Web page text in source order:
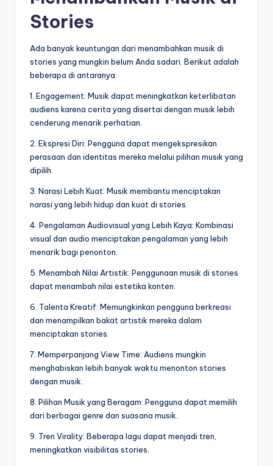
Stories
Ada banyak keuntungan dari menambahkan musik di
stories yang mungkin belum Anda sadari. Berikut adalah
beberapa di antaranya:
1. Engagement: Musik dapat meningkatkan keterlibatan
audiens karena cerita yang disertai dengan musik lebih
cenderung menarik perhatian.
2. Ekspresi Diri: Pengguna dapat mengekspresikan
perasaan dan identitas mereka melalui pilihan musik yang
dipilih.
3. Narasi Lebih Kuat: Musik membantu menciptakan
narasi yang lebih hidup dan kuat di stories.
4. Pengalaman Audiovisual yang Lebih Kaya: Kombinasi
visual dan audio menciptakan pengalaman yang lebih
menarik bagi penonton.
5. Menambah Nilai Artistik: Penggunaan musik di stories
dapat menambah nilai estetika konten.
6. Talenta Kreatif: Memungkinkan pengguna berkreasi
dan menampilkan bakat artistik mereka dalam
menciptakan stories.
7. Memperpanjang View Time: Audiens mungkin
menghabiskan lebih banyak waktu menonton stories
dengan musik.
8. Pilihan Musik yang Beragam: Pengguna dapat memilih
dari berbagai genre dan suasana musik.
9. Tren Virality: Beberapa lagu dapat menjadi tren,
meningkatkan visibilitas stories.